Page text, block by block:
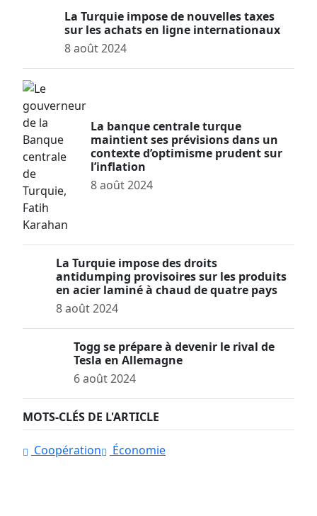
La Turquie impose de nouvelles taxes
sur les achats en ligne internationaux
8 août 2024
La banque centrale turque
maintient ses prévisions dans un
contexte d’optimisme prudent sur
l’inflation
8 août 2024
La Turquie impose des droits
antidumping provisoires sur les produits
en acier laminé à chaud de quatre pays
8 août 2024
Togg se prépare à devenir le rival de
Tesla en Allemagne
6 août 2024
MOTS-CLÉS DE L'ARTICLE
Coopération Économie